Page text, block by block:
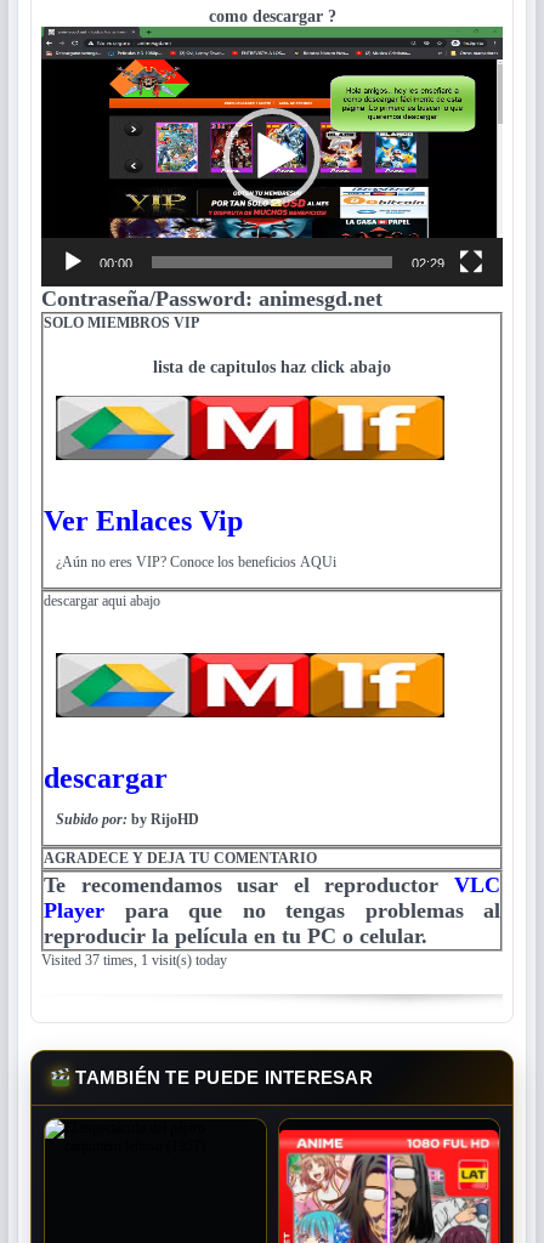
como descargar ?
Reproductor
de
00:00 02:29
Contraseña/Password: animesgd.net
SOLO MIEMBROS VIP
lista de capitulos haz click abajo
Ver Enlaces Vip
¿Aún no eres VIP? Conoce los beneficios AQUi
descargar aqui abajo
descargar
Subido por: by RijoHD
AGRADECE Y DEJA TU COMENTARIO
Te recomendamos usar el reproductor VLC
Player para que no tengas problemas al
reproducir la película en tu PC o celular.
Visited 37 times, 1 visit(s) today
TAMBIÉN TE PUEDE INTERESAR